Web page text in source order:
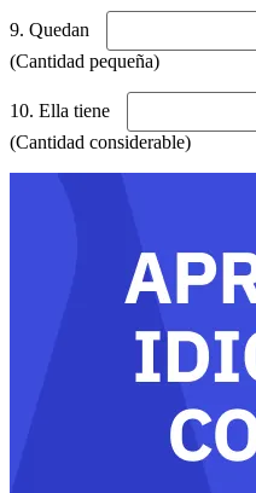
9. Quedan
(Cantidad pequeña)
10. Ella tiene
(Cantidad considerable)